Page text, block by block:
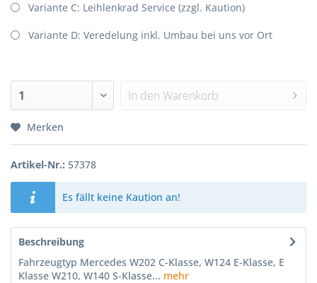
Variante C: Leihlenkrad Service (zzgl. Kaution)
Variante D: Veredelung inkl. Umbau bei uns vor Ort
In den Warenkorb
Merken
Artikel-Nr.: 57378
Es fällt keine Kaution an!
Beschreibung
Fahrzeugtyp Mercedes W202 C-Klasse, W124 E-Klasse, E
Klasse W210, W140 S-Klasse... mehr